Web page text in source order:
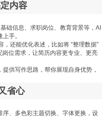
内容
础信息、求职岗位、教育背景等，AI
手。
还能优化表述，比如将 “整理数据”
岗位需求，让简历内容更专业、更亮
供写作思路，帮你展现自身优势，
省心
、多色彩主题切换、字体更换，设